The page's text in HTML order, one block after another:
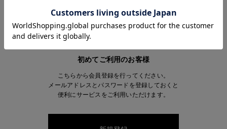
初めてご利用のお客様
こちらから会員登録を行ってください。
メールアドレスとパスワードを登録しておくと
便利にサービスをご利用いただけます。